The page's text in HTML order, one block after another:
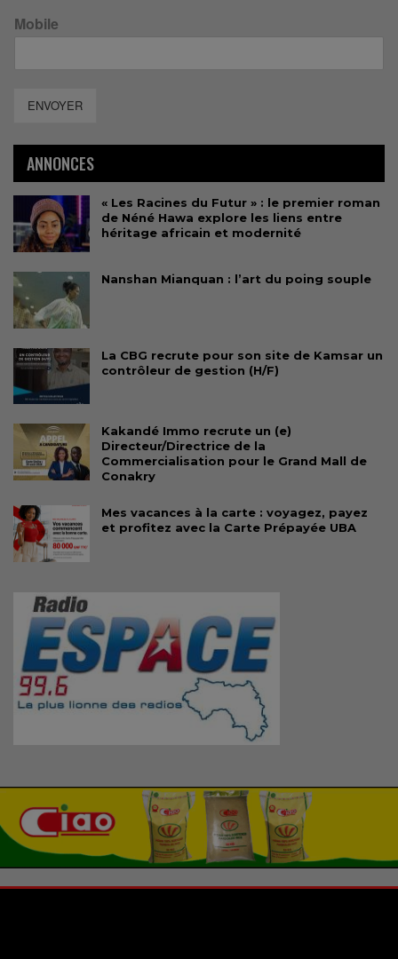
Mobile
ENVOYER
ANNONCES
« Les Racines du Futur » : le premier roman
de Néné Hawa explore les liens entre
héritage africain et modernité
Nanshan Mianquan : l’art du poing souple
La CBG recrute pour son site de Kamsar un
contrôleur de gestion (H/F)
Kakandé Immo recrute un (e)
Directeur/Directrice de la
Commercialisation pour le Grand Mall de
Conakry
Mes vacances à la carte : voyagez, payez
et profitez avec la Carte Prépayée UBA